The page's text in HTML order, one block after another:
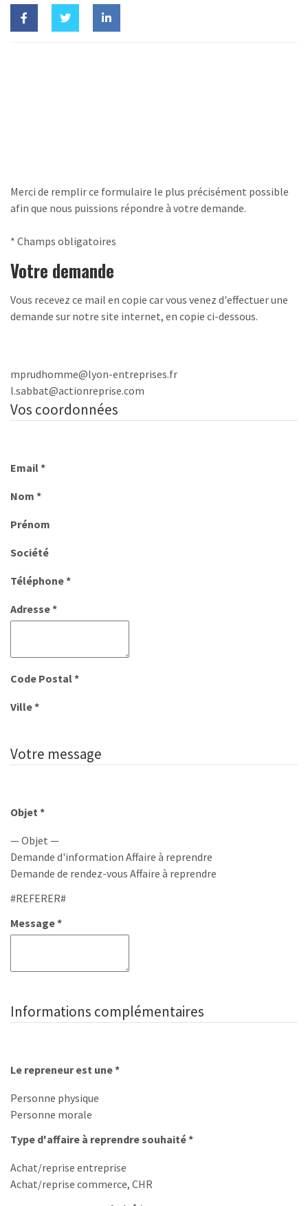
Merci de remplir ce formulaire le plus précisément possible
afin que nous puissions répondre à votre demande.
* Champs obligatoires
Votre demande
Vous recevez ce mail en copie car vous venez d'effectuer une
demande sur notre site internet, en copie ci-dessous.
mprudhomme@lyon-entreprises.fr
l.sabbat@actionreprise.com
Vos coordonnées
Email *
Nom *
Prénom
Société
Téléphone *
Adresse *
Code Postal *
Ville *
Votre message
Objet *
— Objet —
Demande d'information Affaire à reprendre
Demande de rendez-vous Affaire à reprendre
#REFERER#
Message *
Informations complémentaires
Le repreneur est une *
Personne physique
Personne morale
Type d'affaire à reprendre souhaité *
Achat/reprise entreprise
Achat/reprise commerce, CHR